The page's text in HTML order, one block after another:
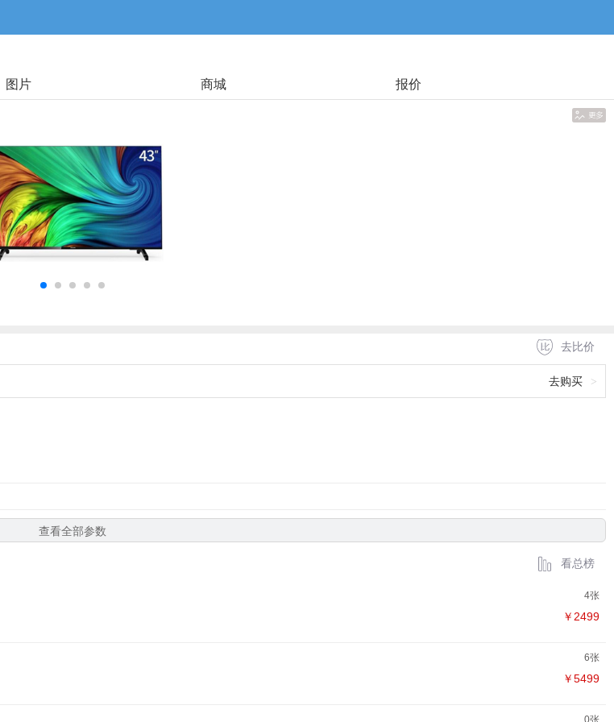
图片 商城 报价
去比价
去购买 >
查看全部参数
看总榜
4张
￥2499
6张
￥5499
0张